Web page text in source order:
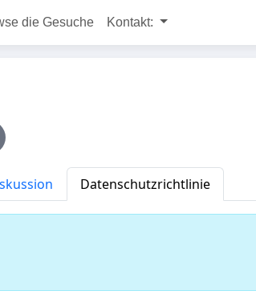
die Gesuche Kontakt:
Datenschutzrichtlinie